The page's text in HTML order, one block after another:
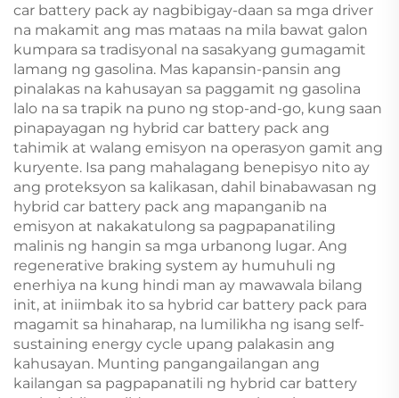
car battery pack ay nagbibigay-daan sa mga driver
na makamit ang mas mataas na mila bawat galon
kumpara sa tradisyonal na sasakyang gumagamit
lamang ng gasolina. Mas kapansin-pansin ang
pinalakas na kahusayan sa paggamit ng gasolina
lalo na sa trapik na puno ng stop-and-go, kung saan
pinapayagan ng hybrid car battery pack ang
tahimik at walang emisyon na operasyon gamit ang
kuryente. Isa pang mahalagang benepisyo nito ay
ang proteksyon sa kalikasan, dahil binabawasan ng
hybrid car battery pack ang mapanganib na
emisyon at nakakatulong sa pagpapanatiling
malinis ng hangin sa mga urbanong lugar. Ang
regenerative braking system ay humuhuli ng
enerhiya na kung hindi man ay mawawala bilang
init, at iniimbak ito sa hybrid car battery pack para
magamit sa hinaharap, na lumilikha ng isang self-
sustaining energy cycle upang palakasin ang
kahusayan. Munting pangangailangan ang
kailangan sa pagpapanatili ng hybrid car battery